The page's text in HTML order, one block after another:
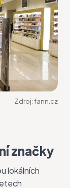
Zdroj:fann.cz
značky
lokálních